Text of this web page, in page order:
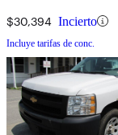
$30,394 Incierto
Incluye tarifas de conc.